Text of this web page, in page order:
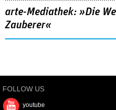
arte-Mediathek: »Die
Zauberer«
FOLLOW US
youtube